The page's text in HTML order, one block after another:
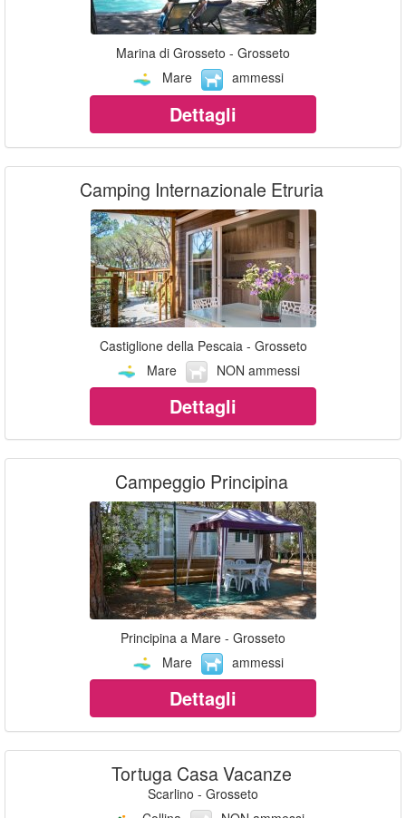
Marina di Grosseto - Grosseto
Mare
ammessi
Dettagli
Camping Internazionale Etruria
Castiglione della Pescaia - Grosseto
Mare
NON ammessi
Dettagli
Campeggio Principina
Principina a Mare - Grosseto
Mare
ammessi
Dettagli
Tortuga Casa Vacanze
Scarlino - Grosseto